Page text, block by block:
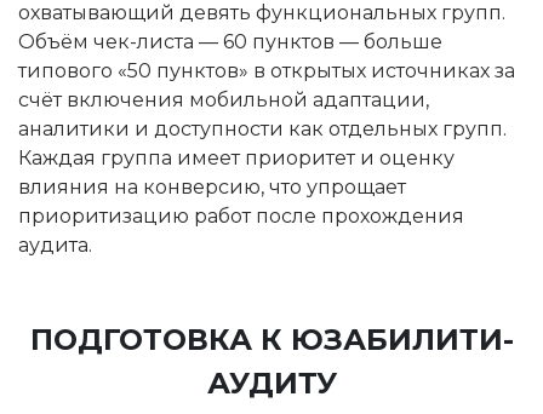
охватывающий девять функциональных групп.
Объём чек-листа — 60 пунктов — больше
типового «50 пунктов» в открытых источниках за
счёт включения мобильной адаптации,
аналитики и доступности как отдельных групп.
Каждая группа имеет приоритет и оценку
влияния на конверсию, что упрощает
приоритизацию работ после прохождения
аудита.
ПОДГОТОВКА К ЮЗАБИЛИТИ-
АУДИТУ